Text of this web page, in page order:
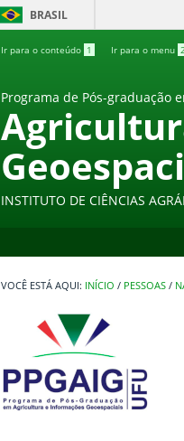
BRASIL
Ir para o conteúdo 1 Ir para o menu
Programa de Pós-graduação
INSTITUTO DE CIÊNCIAS
INÍCIO / PESSOAS /